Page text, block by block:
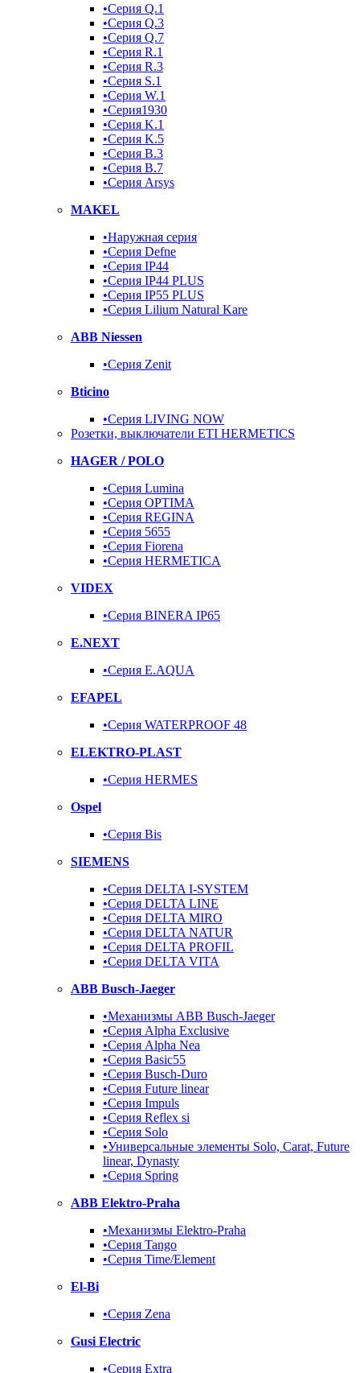
•Серия Q.1
•Серия Q.3
•Серия Q.7
•Серия R.1
•Серия R.3
•Серия S.1
•Серия W.1
•Серия1930
•Серия K.1
•Серия K.5
•Серия B.3
•Серия B.7
•Серия Arsys
MAKEL
•Наружная серия
•Серия Defne
•Серия IP44
•Серия IP44 PLUS
•Серия IP55 PLUS
•Серия Lilium Natural Kare
ABB Niessen
•Серия Zenit
Bticino
•Серия LIVING NOW
Розетки, выключатели ETI HERMETICS
HAGER / POLO
•Серия Lumina
•Серия OPTIMA
•Серия REGINA
•Серия 5655
•Серия Fiorena
•Серия HERMETICA
VIDEX
•Серия BINERA IP65
E.NEXT
•Серия E.AQUA
EFAPEL
•Серия WATERPROOF 48
ELEKTRO-PLAST
•Серия HERMES
Ospel
•Серия Bis
SIEMENS
•Серия DELTA I-SYSTEM
•Серия DELTA LINE
•Серия DELTA MIRO
•Серия DELTA NATUR
•Серия DELTA PROFIL
•Серия DELTA VITA
ABB Busch-Jaeger
•Механизмы ABB Busch-Jaeger
•Серия Alpha Exclusive
•Серия Alpha Nea
•Серия Basic55
•Серия Busch-Duro
•Серия Future linear
•Серия Impuls
•Серия Reflex si
•Серия Solo
•Универсальные элементы Solo, Carat, Future
linear, Dynasty
•Серия Spring
ABB Elektro-Praha
•Механизмы Elektro-Praha
•Серия Tango
•Серия Time/Element
El-Bi
•Серия Zena
Gusi Electric
•Серия Extra